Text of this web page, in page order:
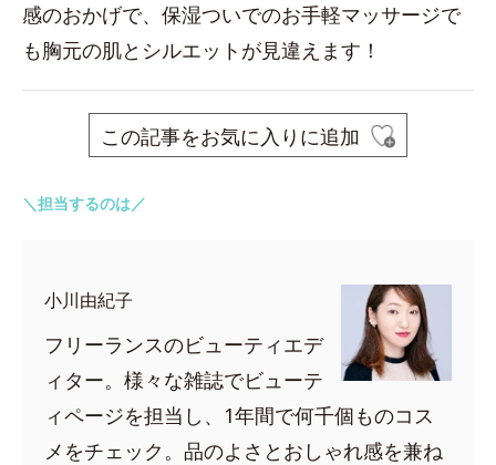
感のおかげで、保湿ついでのお手軽マッサージで
も胸元の肌とシルエットが見違えます！
この記事をお気に入りに追加
＼担当するのは／
小川由紀子
フリーランスのビューティエデ
ィター。様々な雑誌でビューテ
ィページを担当し、1年間で何千個ものコス
メをチェック。品のよさとおしゃれ感を兼ね